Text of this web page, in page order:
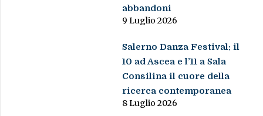
abbandoni
9 Luglio 2026
Salerno Danza Festival: il
10 ad Ascea e l’11 a Sala
Consilina il cuore della
ricerca contemporanea
8 Luglio 2026